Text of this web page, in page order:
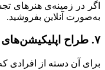
اگر در زمینه‌ی هنرهای
به‌صورت آنلاین بفروشید.
۷. طراح اپلیکیشن‌های تلفن همراه
برای آن دسته از افرادی